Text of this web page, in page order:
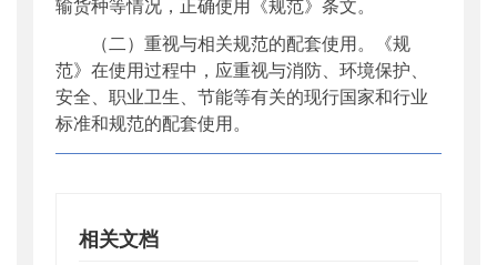
（二）重视与相关规范的配套使用。《规
范》在使用过程中，应重视与消防、环境保护、
安全、职业卫生、节能等有关的现行国家和行业
标准和规范的配套使用。
相关文档